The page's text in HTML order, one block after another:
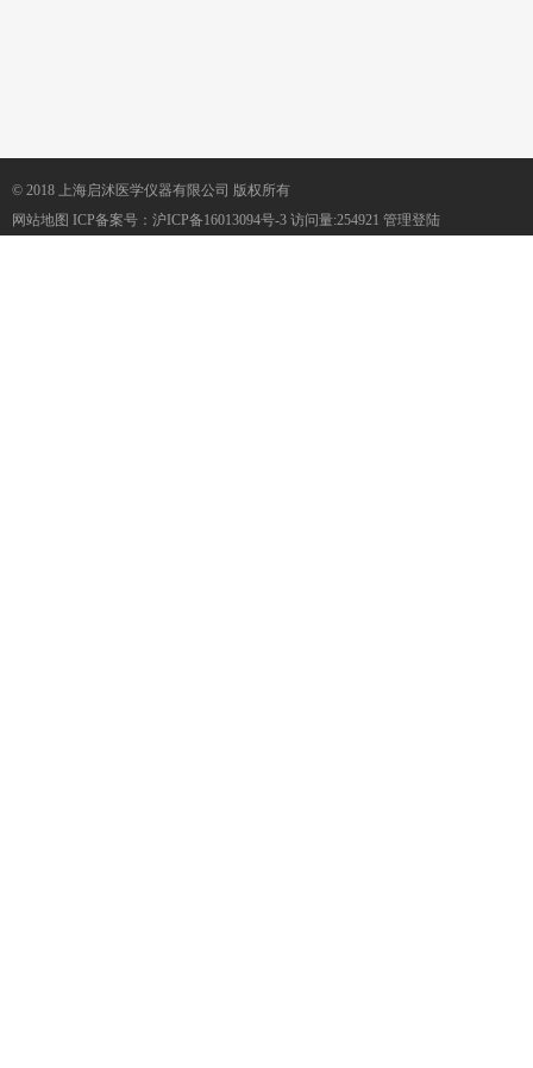
© 2018 上海启沭医学仪器有限公司 版权所有
网站地图 ICP备案号： 沪ICP备16013094号-3 访问量:254921 管理登陆